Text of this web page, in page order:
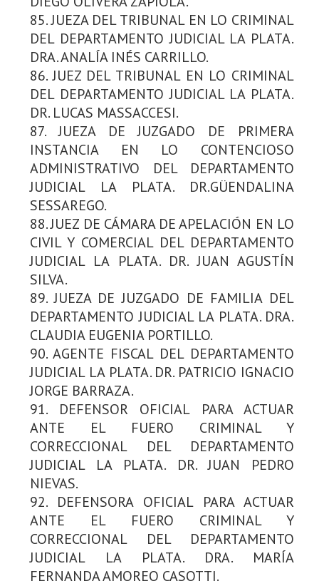
85. JUEZA DEL TRIBUNAL EN LO CRIMINAL
DEL DEPARTAMENTO JUDICIAL LA PLATA.
DRA. ANALÍA INÉS CARRILLO.
86. JUEZ DEL TRIBUNAL EN LO CRIMINAL
DEL DEPARTAMENTO JUDICIAL LA PLATA.
DR. LUCAS MASSACCESI.
87. JUEZA DE JUZGADO DE PRIMERA
INSTANCIA EN LO CONTENCIOSO
ADMINISTRATIVO DEL DEPARTAMENTO
JUDICIAL LA PLATA. DR.GÜENDALINA
SESSAREGO.
88. JUEZ DE CÁMARA DE APELACIÓN EN LO
CIVIL Y COMERCIAL DEL DEPARTAMENTO
JUDICIAL LA PLATA. DR. JUAN AGUSTÍN
SILVA.
89. JUEZA DE JUZGADO DE FAMILIA DEL
DEPARTAMENTO JUDICIAL LA PLATA. DRA.
CLAUDIA EUGENIA PORTILLO.
90. AGENTE FISCAL DEL DEPARTAMENTO
JUDICIAL LA PLATA. DR. PATRICIO IGNACIO
JORGE BARRAZA.
91. DEFENSOR OFICIAL PARA ACTUAR
ANTE EL FUERO CRIMINAL Y
CORRECCIONAL DEL DEPARTAMENTO
JUDICIAL LA PLATA. DR. JUAN PEDRO
NIEVAS.
92. DEFENSORA OFICIAL PARA ACTUAR
ANTE EL FUERO CRIMINAL Y
CORRECCIONAL DEL DEPARTAMENTO
JUDICIAL LA PLATA. DRA. MARÍA
FERNANDA AMOREO CASOTTI.